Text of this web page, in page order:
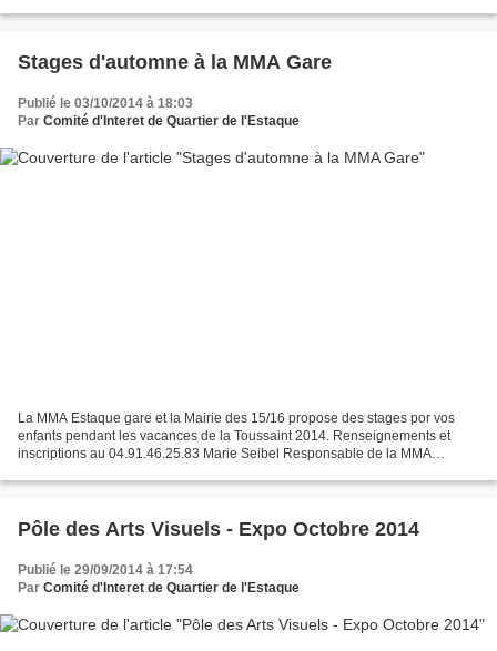
Stages d'automne à la MMA Gare
Publié le 03/10/2014 à 18:03
Par Comité d'Interet de Quartier de l'Estaque
La MMA Estaque gare et la Mairie des 15/16 propose des stages por vos
enfants pendant les vacances de la Toussaint 2014. Renseignements et
inscriptions au 04.91.46.25.83 Marie Seibel Responsable de la MMA
Pôle des Arts Visuels - Expo Octobre 2014
Publié le 29/09/2014 à 17:54
Par Comité d'Interet de Quartier de l'Estaque